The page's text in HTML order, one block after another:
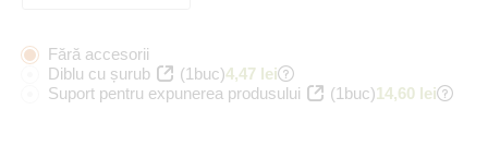
Fără accesorii
Diblu cu șurub
(1buc)4,47 lei
Suport pentru expunerea produsului
(1buc)14,60 lei